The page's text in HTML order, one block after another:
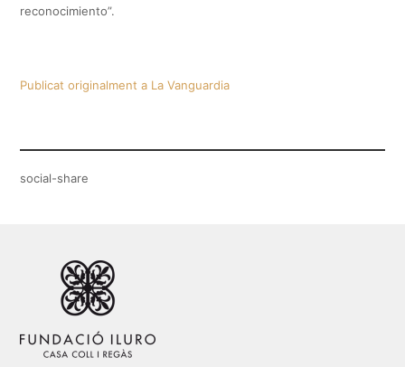
reconocimiento”.
Publicat originalment a La Vanguardia
social-share